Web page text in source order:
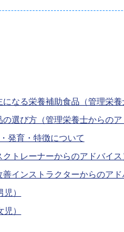
なる栄養補助食品（管理栄養
選び方（管理栄養士からのア
発育・特徴について
トレーナーからのアドバイス
インストラクターからのアド
）
）